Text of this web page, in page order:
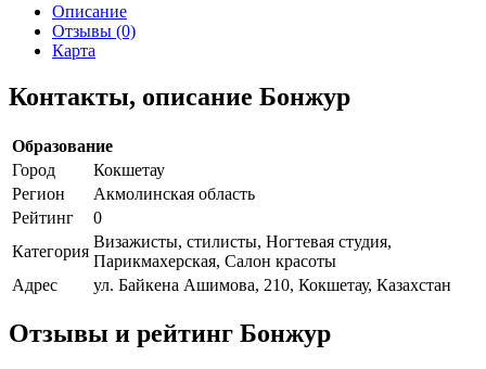
Описание
Отзывы (0)
Карта
Контакты, описание Бонжур
Образование
Город
Кокшетау
Регион
Акмолинская область
Рейтинг
0
Категория
Визажисты, стилисты, Ногтевая студия,
Парикмахерская, Салон красоты
Адрес
ул. Байкена Ашимова, 210, Кокшетау, Казахстан
Отзывы и рейтинг Бонжур